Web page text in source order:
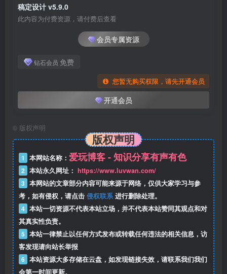
稿定设计 v5.9.0
此内容为付费资源，请付费后查看
会员专属资源
钻石会员 免费
您暂无购买权限，请先开通会员
开通会员
© 版权声明
版权声明
1 本网站名称： 爱玩博客 - 知识分享有声有色
2 本站永久网址： https://www.luvwan.com/
3 本网站的文章部分内容可能来源于网络，仅供大家学习与参
考，如有侵权，请点击 侵权联系 进行删除处理。
4 本站一切资源不代表本站立场，并不代表本站赞同其观点和对
其真实性负责。
5 本站一律禁止以任何方式发布或转载任何违法的相关信息，访
客发现请向站长举报
6 本站资源大多存储在云盘，如发现链接失效，请联系我们我们
会第一时间更新。